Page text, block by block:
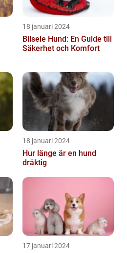
18 januari 2024
Bilsele Hund: En Guide till
Säkerhet och Komfort
18 januari 2024
Hur länge är en hund
dräktig
17 januari 2024